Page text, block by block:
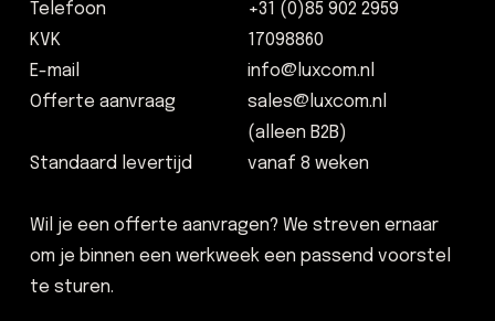
Telefoon
KVK
E-mail
Offerte aanvraag
Standaard levertijd
+31 (0)85 902 2959
17098860
info@luxcom.nl
sales@luxcom.nl
(alleen B2B)
vanaf 8 weken
Wil je een offerte aanvragen? We streven ernaar
om je binnen een werkweek een passend voorstel
te sturen.